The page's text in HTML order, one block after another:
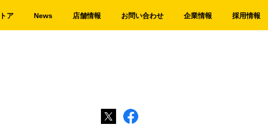
ア News 店舗情報 お問い合わせ 企業情報 採用情報